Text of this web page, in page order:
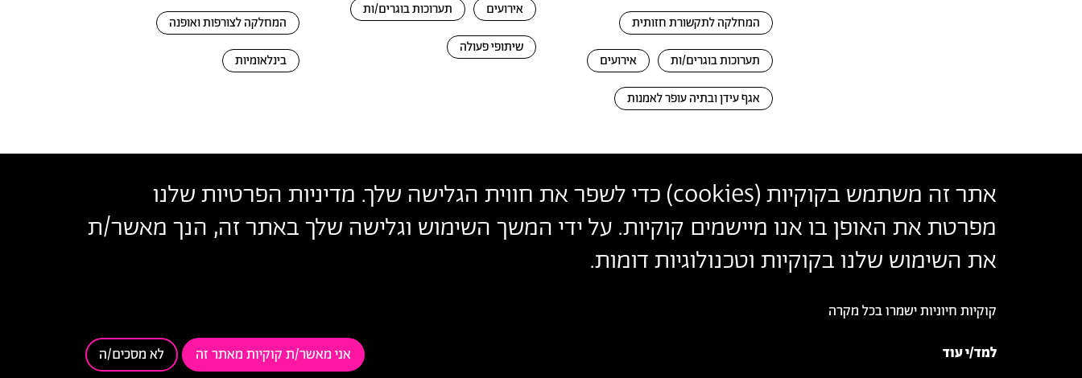
אתר זה משתמש בקוקיות (cookies) כדי לשפר את חווית הגלישה שלך. מדיניות הפרטיות שלנו
מפרטת את האופן בו אנו מיישמים קוקיות. על ידי המשך השימוש וגלישה שלך באתר זה, הנך מאשר/ת
את השימוש שלנו בקוקיות וטכנולוגיות דומות.
קוקיות חיוניות ישמרו בכל מקרה
אני מאשר/ת קוקיות מאתר זה לא מסכים/ה למד/י עוד
המחלקה לתקשורת חזותית
תערוכות בוגרים/ות אירועים
אגף עידן ובתיה עופר לאמנות
אירועים תערוכות בוגרים/ות
שיתופי פעולה
המחלקה לצורפות ואופנה
בינלאומיות
בצלאל אקדמיה לאמנות ועיצוב ירושלים
أكاديمية بتسلئيل للفنون والتصميم القدس
פרטי
יצירת
קשר
צרו קשר
עקבו אחרינו
הצטרפו לניוזלטר שלנו
© 2026 בצלאל אקדמיה לאמנות ועיצוב ירושלים תנאי שימוש